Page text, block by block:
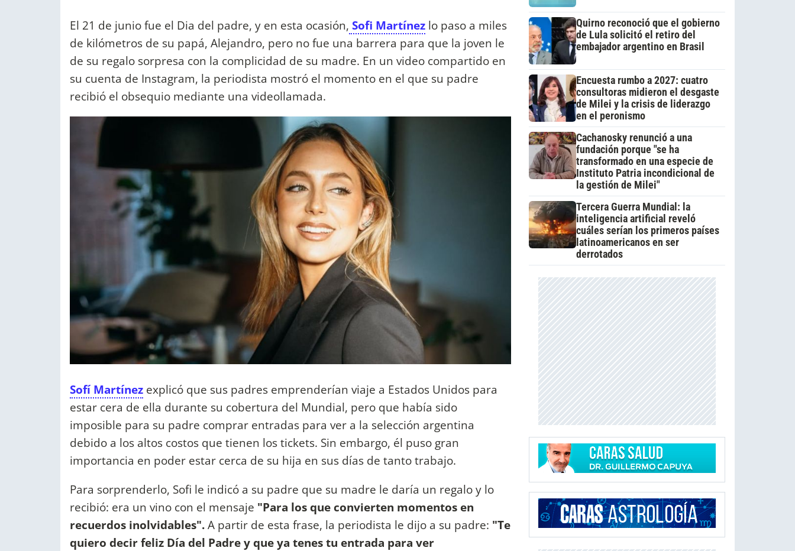
El 21 de junio fue el Dia del padre, y en esta ocasión, Sofi Martínez lo paso a miles
de kilómetros de su papá, Alejandro, pero no fue una barrera para que la joven le
de su regalo sorpresa con la complicidad de su madre. En un video compartido en
su cuenta de Instagram, la periodista mostró el momento en el que su padre
recibió el obsequio mediante una videollamada.
Sofí Martínez explicó que sus padres emprenderían viaje a Estados Unidos para
estar cera de ella durante su cobertura del Mundial, pero que había sido
imposible para su padre comprar entradas para ver a la selección argentina
debido a los altos costos que tienen los tickets. Sin embargo, él puso gran
importancia en poder estar cerca de su hija en sus días de tanto trabajo.
Para sorprenderlo, Sofi le indicó a su padre que su madre le daría un regalo y lo
recibió: era un vino con el mensaje "Para los que convierten momentos en
recuerdos inolvidables".A partir de esta frase, la periodista le dijo a su padre: "Te
quiero decir feliz Día del Padre y que ya tenes tu entrada para ver
Quirno reconoció que el gobierno
de Lula solicitó el retiro del
embajador argentino en Brasil
Encuesta rumbo a 2027: cuatro
consultoras midieron el desgaste
de Milei y la crisis de liderazgo
en el peronismo
Cachanosky renunció a una
fundación porque "se ha
transformado en una especie de
Instituto Patria incondicional de
la gestión de Milei"
Tercera Guerra Mundial: la
inteligencia artificial reveló
cuáles serían los primeros países
latinoamericanos en ser
derrotados